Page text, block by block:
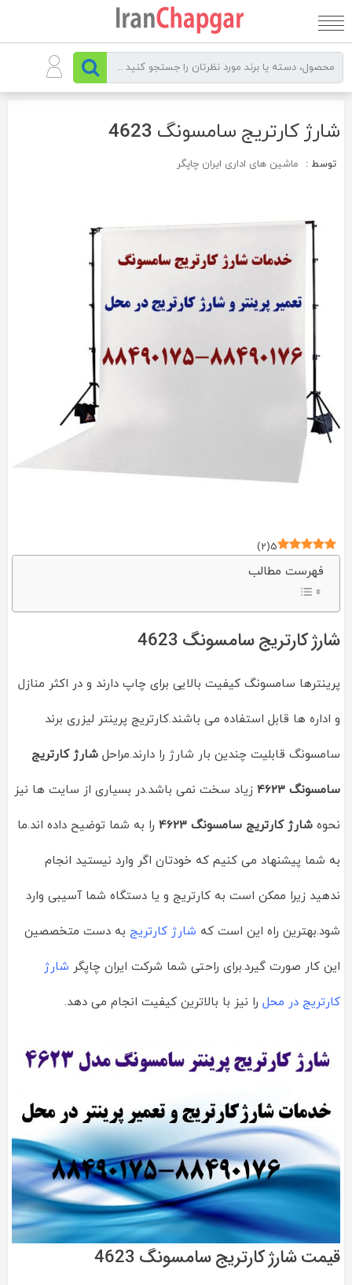
به
شارژ کارتریج سامسونگ 4623
توسط : ماشین های اداری ایران چاپگر
5
(
2
)
فهرست مطالب
شارژ کارتریج سامسونگ 4623
پرینترها سامسونگ کیفیت بالایی برای چاپ دارند و در اکثر منازل
و اداره ها قابل استفاده می باشند.کارتریج پرینتر لیزری برند
سامسونگ قابلیت چندین بار شارژ را دارند.مراحل شارژ کارتریج
سامسونگ 4623 زیاد سخت نمی باشد.در بسیاری از سایت ها نیز
نحوه شارژ کارتریج سامسونگ 4623 را به شما توضیح داده اند.ما
به شما پیشنهاد می کنیم که خودتان اگر وارد نیستید انجام
ندهید زیرا ممکن است به کارتریج و یا دستگاه شما آسیبی وارد
شود.بهترین راه این است که شارژ کارتریج به دست متخصصین
این کار صورت گیرد.برای راحتی شما شرکت ایران چاپگر شارژ
کارتریج در محل را نیز با بالاترین کیفیت انجام می دهد.
قیمت شارژ کارتریج سامسونگ 4623